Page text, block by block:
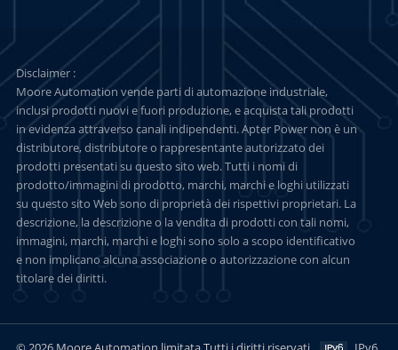
Disclaimer :
Moore Automation vende parti di automazione industriale,
inclusi prodotti nuovi e fuori produzione, e acquista tali prodotti
in evidenza attraverso canali indipendenti. Apter Power non è un
distributore, distributore o rappresentante autorizzato dei
prodotti presentati su questo sito web. Tutti i nomi di
prodotto/immagini di prodotto, marchi, marchi e loghi utilizzati
su questo sito Web sono di proprietà dei rispettivi proprietari. La
descrizione, la descrizione o la vendita di prodotti con tali nomi,
immagini, marchi, marchi e loghi sono solo a scopo identificativo
e non implicano alcuna associazione o autorizzazione con alcun
titolare dei diritti.